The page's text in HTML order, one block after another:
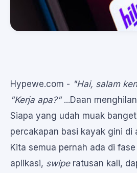
Hypewe.com - "Hai, salam
"Kerja apa?"...Daan
Siapa yang udah muak
percakapan basi kayak gini di
Kita semua pernah ada di fase
aplikasi, swiperatusan kali,